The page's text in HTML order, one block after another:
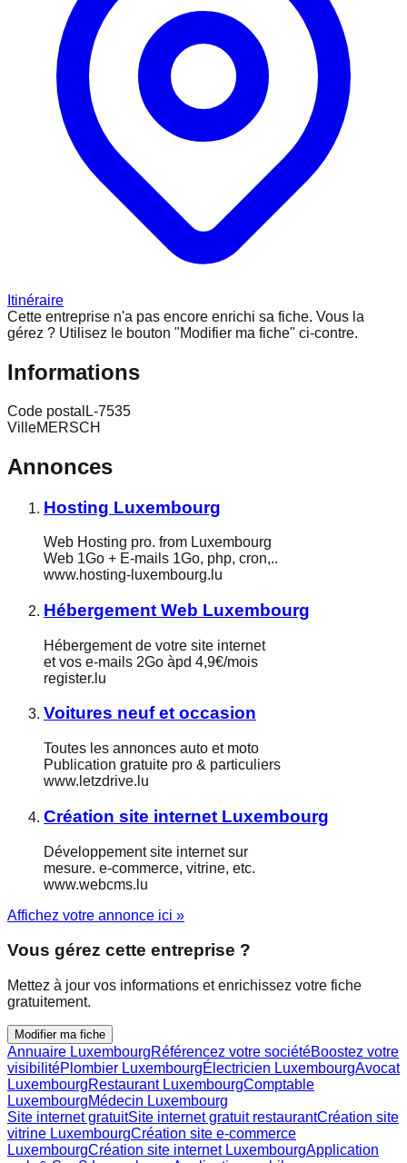
Itinéraire
Cette entreprise n'a pas encore enrichi sa fiche. Vous la
gérez ? Utilisez le bouton "Modifier ma fiche" ci-contre.
Informations
Code postal L-7535
VilleMERSCH
Annonces
Hosting Luxembourg
Web Hosting pro. from Luxembourg
Web 1Go + E-mails 1Go, php, cron,..
www.hosting-luxembourg.lu
Hébergement Web Luxembourg
Hébergement de votre site internet
et vos e-mails 2Go àpd 4,9€/mois
register.lu
Voitures neuf et occasion
Toutes les annonces auto et moto
Publication gratuite pro & particuliers
www.letzdrive.lu
Création site internet Luxembourg
Développement site internet sur
mesure. e-commerce, vitrine, etc.
www.webcms.lu
Affichez votre annonce ici »
Vous gérez cette entreprise ?
Mettez à jour vos informations et enrichissez votre fiche
gratuitement.
Modifier ma fiche
Annuaire LuxembourgRéférencez votre sociétéBoostez votre
visibilitéPlombier LuxembourgÉlectricien LuxembourgAvocat
LuxembourgRestaurant LuxembourgComptable
LuxembourgMédecin Luxembourg
Site internet gratuitSite internet gratuit restaurantCréation site
vitrine LuxembourgCréation site e-commerce
LuxembourgCréation site internet LuxembourgApplication